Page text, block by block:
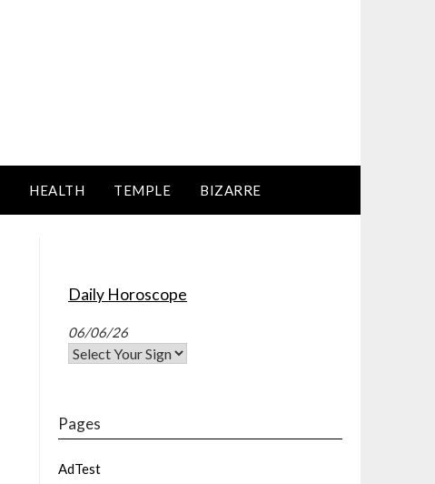
HEALTH TEMPLE BIZARRE
Daily Horoscope
06/06/26
Pages
AdTest